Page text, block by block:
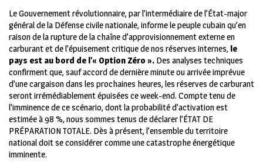
Le Gouvernement révolutionnaire, par l’intermédiaire de l’État-major
général de la Défense civile nationale, informe le peuple cubain qu’en
raison de la rupture de la chaîne d’approvisionnement externe en
carburant et de l’épuisement critique de nos réserves internes, le
pays est au bord de l’« Option Zéro ». Des analyses techniques
confirment que, sauf accord de dernière minute ou arrivée imprévue
d’une cargaison dans les prochaines heures, les réserves de carburant
seront irrémédiablement épuisées ce week-end. Compte tenu de
l’imminence de ce scénario, dont la probabilité d’activation est
estimée à 98 %, nous sommes tenus de déclarer l’ÉTAT DE
PRÉPARATION TOTALE. Dès à présent, l’ensemble du territoire
national doit se considérer comme une catastrophe énergétique
imminente.